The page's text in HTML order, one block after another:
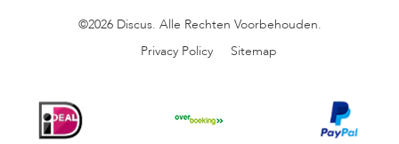
©2026 Discus. Alle Rechten Voorbehouden.
Privacy Policy
Sitemap